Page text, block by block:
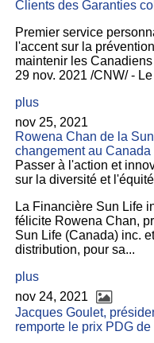
Clients des Garanties
Premier service
l'accent sur la
maintenir les
29 nov. 2021 /CNW/ -
plus
nov 25, 2021
Rowena Chan de la
changement au Canada
Passer à l'action et
sur la diversité et l'équité
La Financière Sun Life
félicite Rowena Chan,
Sun Life (Canada) inc.
distribution, pour sa...
plus
nov 24, 2021
Jacques Goulet,
remporte le prix PDG